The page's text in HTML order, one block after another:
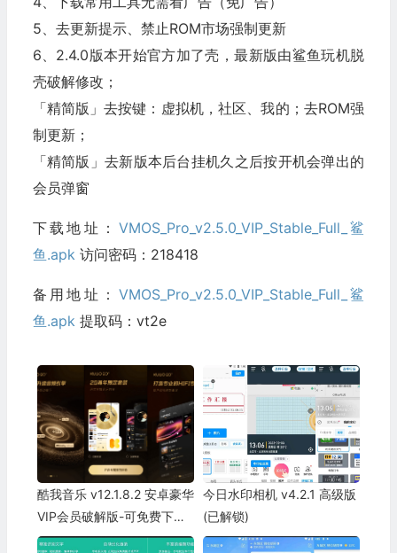
5、去更新提示、禁止ROM市场强制更新
6、2.4.0版本开始官方加了壳，最新版由鲨鱼玩机脱
壳破解修改；
「精简版」去按键：虚拟机，社区、我的；去ROM强
制更新；
「精简版」去新版本后台挂机久之后按开机会弹出的
会员弹窗
下载地址： VMOS_Pro_v2.5.0_VIP_Stable_Full_鲨
鱼.apk 访问密码：218418
备用地址： VMOS_Pro_v2.5.0_VIP_Stable_Full_鲨
鱼.apk 提取码：vt2e
酷我音乐 v12.1.8.2 安卓豪华
VIP会员破解版-可免费下载
高品质无损音乐
今日水印相机 v4.2.1 高级版
(已解锁)